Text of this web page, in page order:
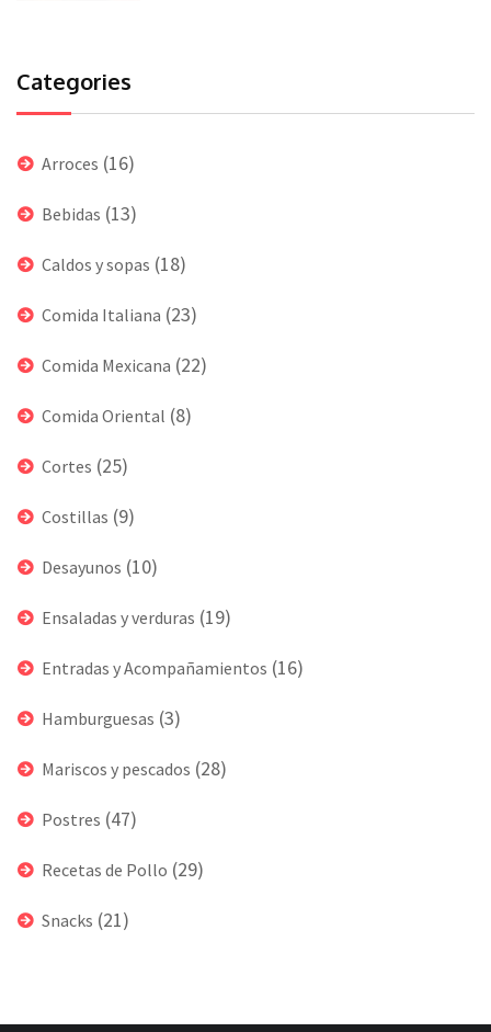
Categories
Arroces (16)
Bebidas (13)
Caldos y sopas (18)
Comida Italiana (23)
Comida Mexicana (22)
Comida Oriental (8)
Cortes (25)
Costillas (9)
Desayunos (10)
Ensaladas y verduras (19)
Entradas y Acompañamientos (16)
Hamburguesas (3)
Mariscos y pescados (28)
Postres (47)
Recetas de Pollo (29)
Snacks (21)